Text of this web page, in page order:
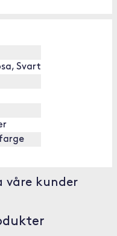
Svart
farge
våre kunder